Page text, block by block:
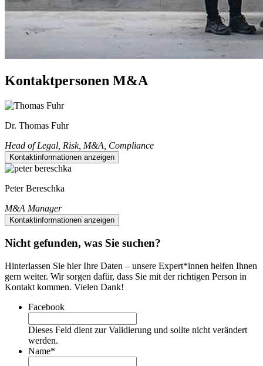
Kontaktpersonen M&A
Dr. Thomas Fuhr
Head of Legal, Risk, M&A, Compliance
Kontaktinformationen anzeigen
Peter Bereschka
M&A Manager
Kontaktinformationen anzeigen
Nicht gefunden, was Sie suchen?
Hinterlassen Sie hier Ihre Daten – unsere Expert*innen helfen Ihnen
gern weiter. Wir sorgen dafür, dass Sie mit der richtigen Person in
Kontakt kommen. Vielen Dank!
Facebook
Dieses Feld dient zur Validierung und sollte nicht verändert
werden.
Name*